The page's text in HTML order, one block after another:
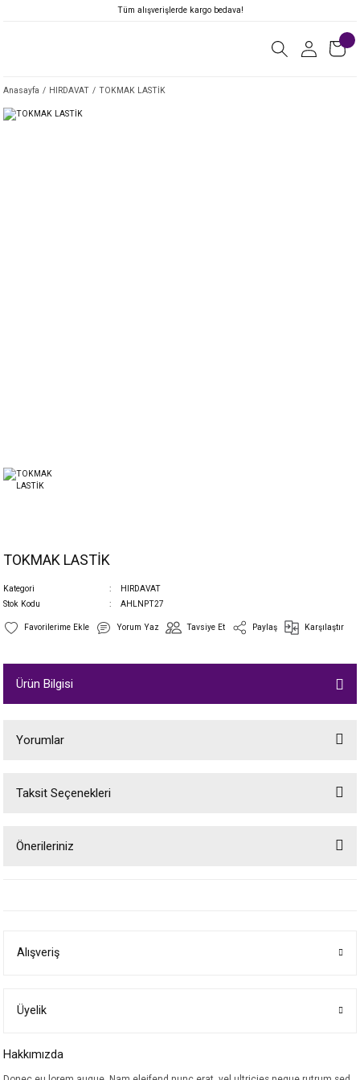
Tüm alışverişlerde kargo bedava!
Anasayfa HIRDAVAT TOKMAK LASTİK
TOKMAK LASTİK
Kategori
HIRDAVAT
Stok Kodu
AHLNPT27
Yorum Yaz Tavsiye Et Paylaş Karşılaştır
Ürün Bilgisi
Yorumlar
Taksit Seçenekleri
Önerileriniz
Ürün bilgilerinde hatalar bulunuyor.
Bu ürüne benzer farklı alternatifler olmalı.
Alışveriş
Üyelik
Hakkımızda